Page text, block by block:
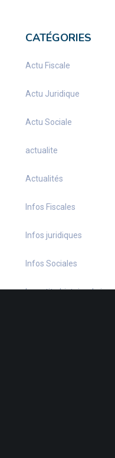
CATÉGORIES
Actu Fiscale
Actu Juridique
Actu Sociale
actualite
Actualités
Infos Fiscales
Infos juridiques
Infos Sociales
La petite histoire du jour